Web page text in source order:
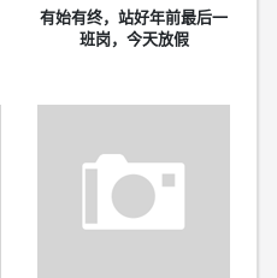
有始有终，站好年前最后一
班岗，今天放假